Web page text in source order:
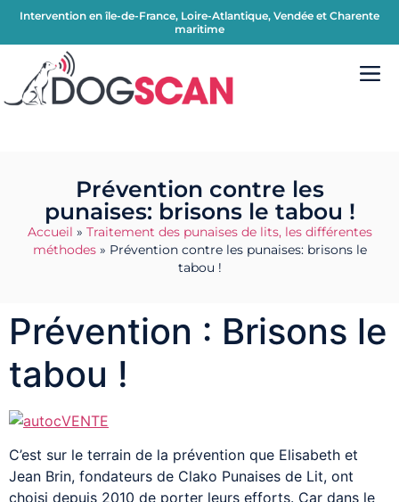
Intervention en île-de-France, Loire-Atlantique, Vendée et Charente
maritime
Prévention contre les
punaises: brisons le tabou !
Accueil » Traitement des punaises de lits, les différentes
méthodes» Prévention contre les punaises: brisons le
tabou !
Prévention : Brisons le
tabou !
C’est sur le terrain de la prévention que Elisabeth et
Jean Brin, fondateurs de Clako Punaises de Lit, ont
choisi depuis 2010 de porter leurs efforts. Car dans le